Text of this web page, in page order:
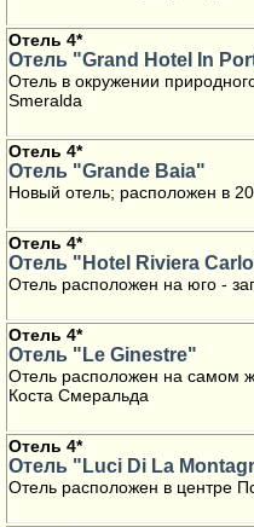
Отель 4*
Отель "Grand Hotel In
Отель в окружении
Smeralda
Отель 4*
Отель "Grande Baia"
Новый отель; расположен в
Отель 4*
Отель "Hotel Riviera
Отель расположен на юго -
Отель 4*
Отель "Le Ginestre"
Отель расположен на самом
Коста Смеральда
Отель 4*
Отель "Luci Di La
Отель расположен в центре